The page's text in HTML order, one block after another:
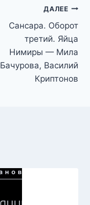
ДАЛЕЕ
Сансара. Оборот
третий. Яйца
Нимиры — Мила
Бачурова, Василий
Криптонов